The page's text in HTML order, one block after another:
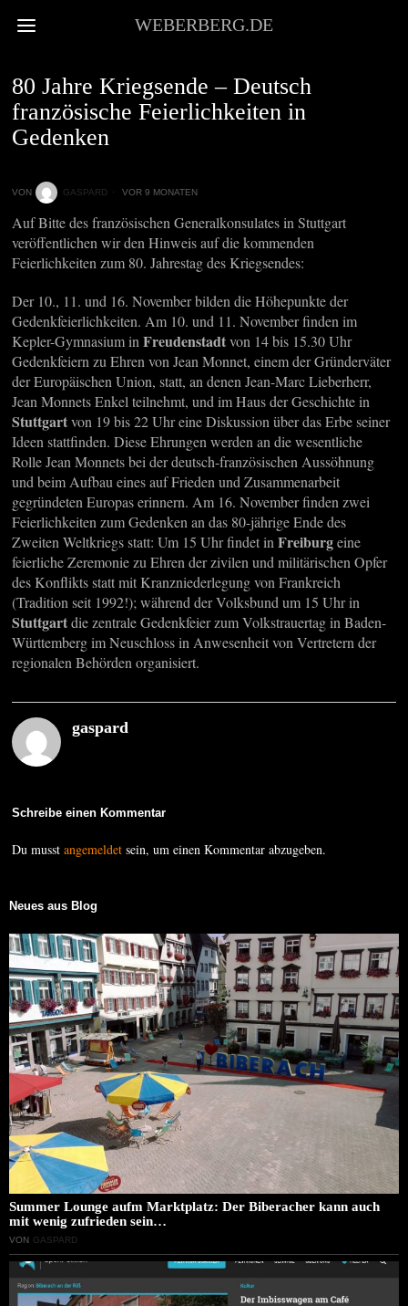
WEBERBERG.DE
80 Jahre Kriegsende – Deutsch
französische Feierlichkeiten in
Gedenken
VON GASPARD VOR 9 MONATEN
Auf Bitte des französischen Generalkonsulates in Stuttgart
veröffentlichen wir den Hinweis auf die kommenden
Feierlichkeiten zum 80. Jahrestag des Kriegsendes:
Der 10., 11. und 16. November bilden die Höhepunkte der
Gedenkfeierlichkeiten. Am 10. und 11. November finden im
Kepler-Gymnasium inFreudenstadtvon 14 bis 15.30 Uhr
Gedenkfeiern zu Ehren von Jean Monnet, einem der Gründerväter
der Europäischen Union, statt, an denen Jean-Marc Lieberherr,
Jean Monnets Enkel teilnehmt, und im Haus der Geschichte in
Stuttgartvon 19 bis 22 Uhr eine Diskussion über das Erbe seiner
Ideen stattfinden. Diese Ehrungen werden an die wesentliche
Rolle Jean Monnets bei der deutsch-französischen Aussöhnung
und beim Aufbau eines auf Frieden und Zusammenarbeit
gegründeten Europas erinnern. Am 16. November finden zwei
Feierlichkeiten zum Gedenken an das 80-jährige Ende des
Zweiten Weltkriegs statt: Um 15 Uhr findet inFreiburgeine
feierliche Zeremonie zu Ehren der zivilen und militärischen Opfer
des Konflikts statt mit Kranzniederlegung von Frankreich
(Tradition seit 1992!); während der Volksbund um 15 Uhr in
Stuttgartdie zentrale Gedenkfeier zum Volkstrauertag in Baden-
Württemberg im Neuschloss in Anwesenheit von Vertretern der
regionalen Behörden organisiert.
gaspard
Schreibe einen Kommentar
Du musstangemeldet sein, um einen Kommentar abzugeben.
Neues aus Blog
Summer Lounge aufm Marktplatz: Der Biberacher kann auch
mit wenig zufrieden sein…
VON GASPARD